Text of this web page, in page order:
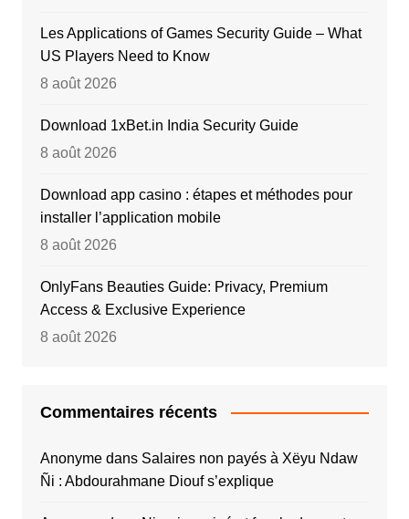
Les Applications of Games Security Guide – What
US Players Need to Know
8 août 2026
Download 1xBet.in India Security Guide
8 août 2026
Download app casino : étapes et méthodes pour
installer l’application mobile
8 août 2026
OnlyFans Beauties Guide: Privacy, Premium
Access & Exclusive Experience
8 août 2026
Commentaires récents
Anonymedans Salaires non payés à Xëyu Ndaw
Ñi : Abdourahmane Diouf s’explique